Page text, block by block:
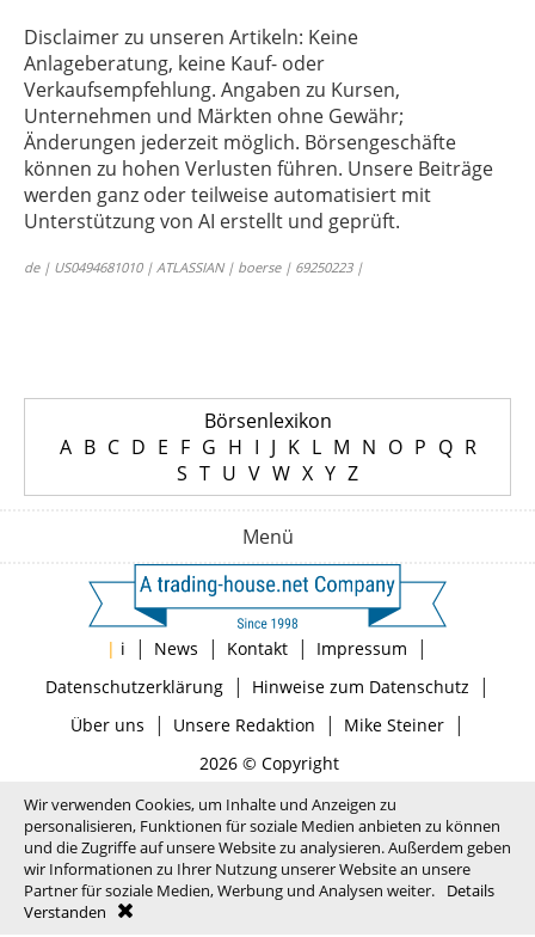
Disclaimer zu unseren Artikeln: Keine
Anlageberatung, keine Kauf- oder
Verkaufsempfehlung. Angaben zu Kursen,
Unternehmen und Märkten ohne Gewähr;
Änderungen jederzeit möglich. Börsengeschäfte
können zu hohen Verlusten führen. Unsere Beiträge
werden ganz oder teilweise automatisiert mit
Unterstützung von AI erstellt und geprüft.
de | US0494681010 | ATLASSIAN | boerse | 69250223 |
Börsenlexikon
A B C D E F G H I J K L M N O P Q R
S T U V W X Y Z
Menü
| i | News | Kontakt | Impressum |
Datenschutzerklärung| Hinweise zum Datenschutz |
Über uns | Unsere Redaktion | Mike Steiner|
2026 © Copyright
Wir verwenden Cookies, um Inhalte und Anzeigen zu
personalisieren, Funktionen für soziale Medien anbieten zu können
und die Zugriffe auf unsere Website zu analysieren. Außerdem geben
wir Informationen zu Ihrer Nutzung unserer Website an unsere
Partner für soziale Medien, Werbung und Analysen weiter.
Details
Verstanden